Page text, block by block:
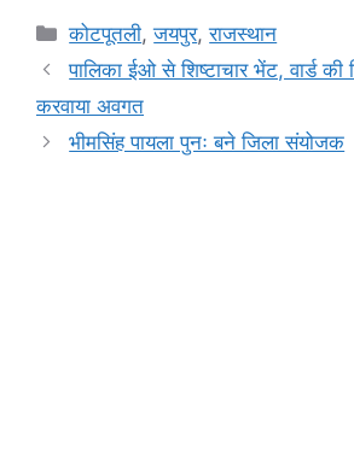
c
e
b
o
at
s
A
p
s
s
n
e
gr
m
Categories
कोटपूतली,जयपुर,राजस्थान
पालिका ईओ से शिष्टाचार भेंट, वार्ड
करवाया अवगत
भीमसिंह पायला पुनः बने जिला संयोजक